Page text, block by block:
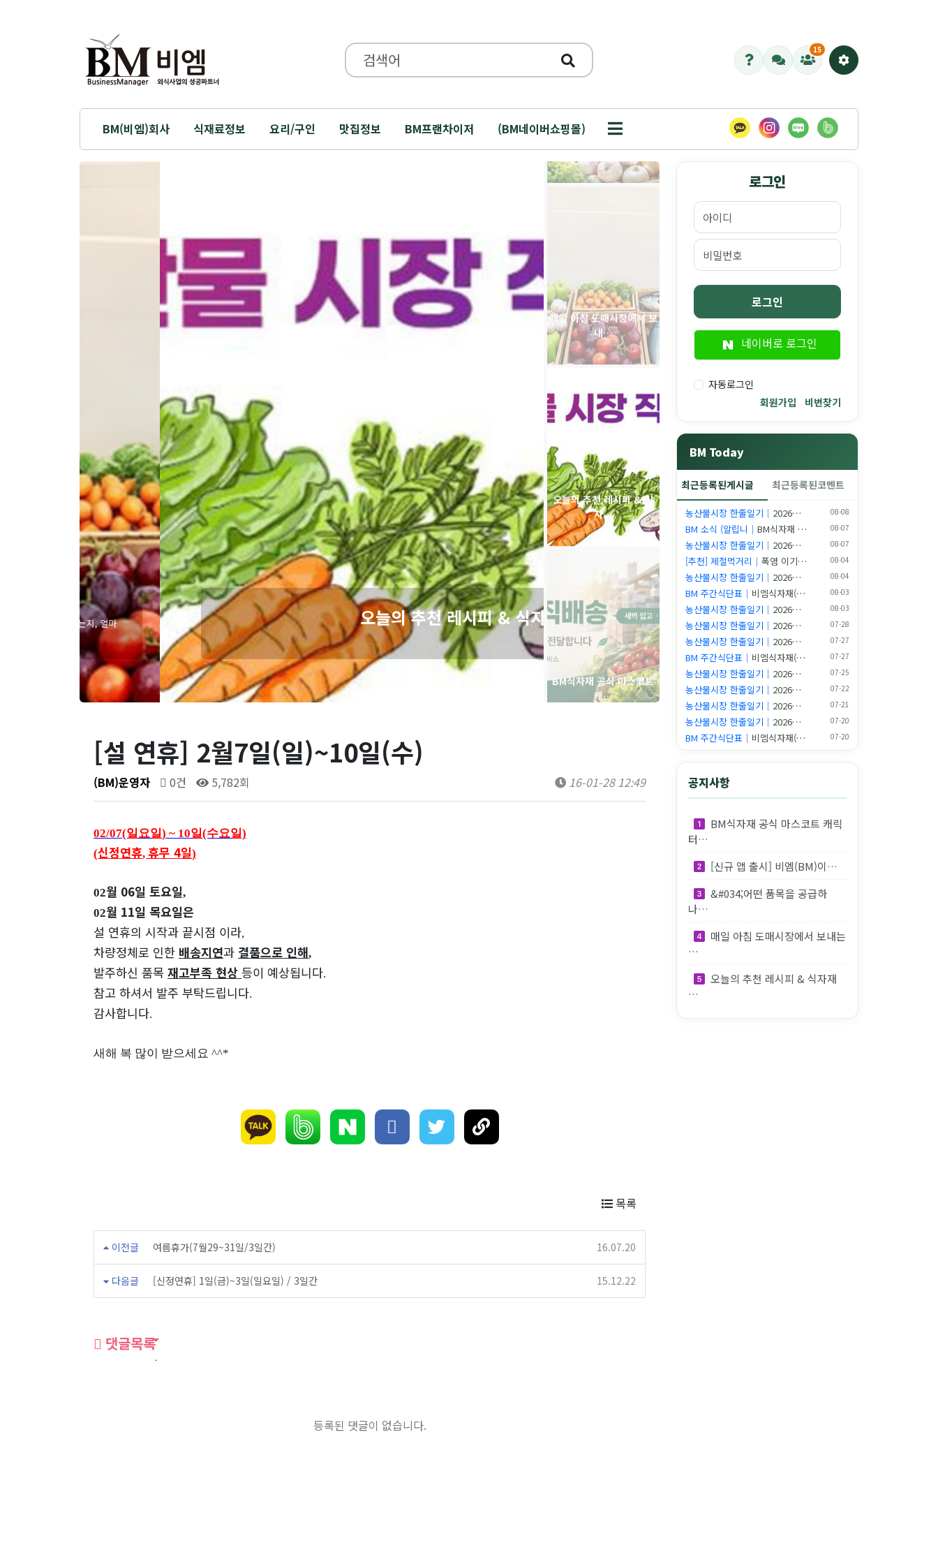
15
BM(비엠)회사 식재료정보 요리/구인 맛집정보 BM프랜차이저 (BM네이버쇼핑몰)
오늘의 추천 레시피 & 식자…
"어떤 품목을 공급하나
요?"…
매일 아침 도매시장에서 보
내…
오늘의 추천 레시피 & 식
자…
BM식자재 공식 마스코트
캐…
매일 아침 도매시장에서 보
[설 연휴] 2월7일(일)~10일(수)
(BM)운영자 0건 5,782회 16-01-28 12:49
02/07(일요일) ~ 10일(수요일)
(신정연휴, 휴무 4일)
02월 06일 토요일,
02월 11일 목요일은
설 연휴의 시작과 끝시점 이라,
차량정체로 인한 배송지연과 결품으로 인해,
발주하신 품목 재고부족 현상 등이 예상됩니다.
참고 하셔서 발주 부탁드립니다.
감사합니다.
새해 복 많이 받으세요 ^^*​
목록
이전글 여름휴가(7월29~31일/3일간) 16.07.20
다음글 [신정연휴] 1일(금)~3일(일요일) / 3일간 15.12.22
댓글목록
등록된 댓글이 없습니다.
로그인
네이버로 로그인
자동로그인
회원가입
비번찾기
BM Today
최근등록된게시글 최근등록된코멘트
농산물시장 한줄일기｜ 2026년 08월 08일 새벽 시장일기 08-08
BM 소식 (알립니｜ BM식자재 공식 마스코트 캐릭터 「비엠이(BM-i)」를 공개합니다 08-07
농산물시장 한줄일기｜ 2026년 08월 07일 새벽 시장일기 08-07
[추천] 제철먹거리｜ 폭염 이기는 8월 제철 식재료와 2026 외식 트렌드 | 부산식재료는 비엠 08-04
농산물시장 한줄일기｜ 2026년 08월 04일 새벽 시장일기 08-04
BM 주간식단표｜ 비엠식자재(BM Food) 주간식단표 (2026.08.03~08.09) | 8월의… 08-03
농산물시장 한줄일기｜ 2026년 08월 03일 새벽 시장일기 08-03
농산물시장 한줄일기｜ 2026년 07월 28일 새벽 시장일기 07-28
농산물시장 한줄일기｜ 2026년 07월 27일 새벽 시장일기 07-27
BM 주간식단표｜ 비엠식자재(BM Food) 주간식단표 (2026.07.27~08.02) | 7월을… 07-27
농산물시장 한줄일기｜ 2026년 07월 25일 새벽 시장일기 07-25
농산물시장 한줄일기｜ 2026년 07월 22일 새벽 시장일기 07-22
농산물시장 한줄일기｜ 2026년 07월 21일 새벽 시장일기 07-21
농산물시장 한줄일기｜ 2026년 07월 20일 새벽 시장일기 07-20
BM 주간식단표｜ 비엠식자재(BM Food) 주간식단표 (2026.07.20~07.26) | 깻잎이… 07-20
공지사항
BM식자재 공식 마스코트 캐릭
터…
[신규 앱 출시] 비엠(BM)이…
&#034;어떤 품목을 공급하
나…
매일 아침 도매시장에서 보내는
…
오늘의 추천 레시피 & 식자재
…